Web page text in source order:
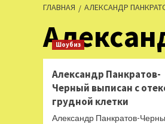
ГЛАВНАЯ АЛЕКСАНДР
Шоубиз
Александр Панкратов-
Черный выписан с
грудной клетки
Александр Панкратов-